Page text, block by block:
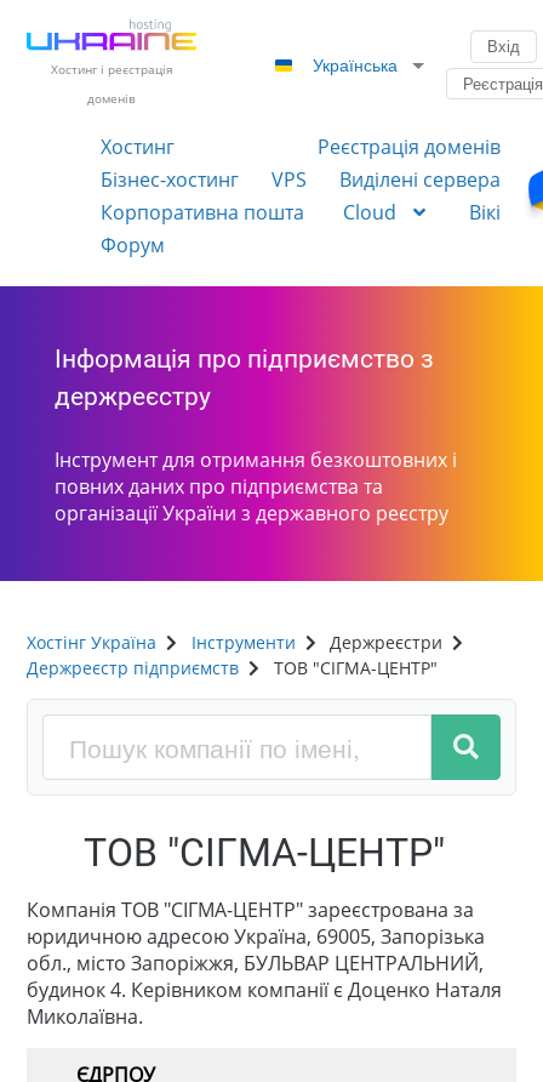
Хостинг і реєстрація
доменів
Українська
Вхід
Реєстрація
Хостинг
Реєстрація доменів
Бізнес-хостинг
VPS
Виділені сервера
Корпоративна пошта
Cloud
Вікі
Форум
Інформація про підприємство з
держреєстру
Інструмент для отримання безкоштовних і
повних даних про підприємства та
організації України з державного реєстру
Хостінг Україна Інструменти
Держреєстри
Держреєстр підприємств
ТОВ "СІГМА-ЦЕНТР"
ТОВ "СІГМА-ЦЕНТР"
Компанія ТОВ "СІГМА-ЦЕНТР" зареєстрована за
юридичною адресою Україна, 69005, Запорізька
обл., місто Запоріжжя, БУЛЬВАР ЦЕНТРАЛЬНИЙ,
будинок 4. Керівником компанії є Доценко Наталя
Миколаївна.
ЄДРПОУ